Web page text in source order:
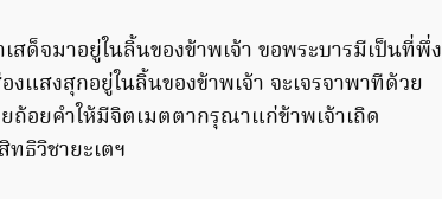
ด็จมาอยู่ในลิ้นของข้าพเจ้า ขอพระบารมีเป็นที่พึ่ง
แสงสุกอยู่ในลิ้นของข้าพเจ้า จะเจรจาพาทีด้วย
ยคำให้มีจิตเมตตากรุณาแก่ข้าพเจ้าเถิด
ธิวิชายะเตฯ